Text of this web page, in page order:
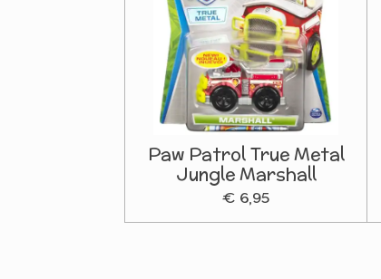
Paw Patrol True Metal
Jungle Marshall
€ 6,95